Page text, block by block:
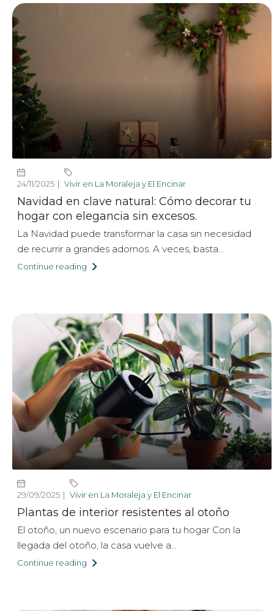
24/11/2025 Vivir en La Moraleja y El Encinar
Navidad en clave natural: Cómo decorar tu
hogar con elegancia sin excesos.
La Navidad puede transformar la casa sin necesidad
de recurrir a grandes adornos. A veces, basta...
Continue reading
29/09/2025 Vivir en La Moraleja y El Encinar
Plantas de interior resistentes al otoño
El otoño, un nuevo escenario para tu hogar Con la
llegada del otoño, la casa vuelve a...
Continue reading